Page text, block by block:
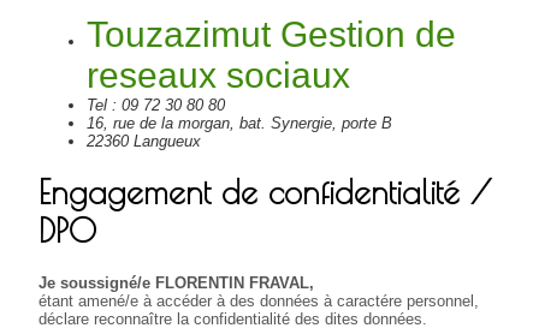
Touzazimut Gestion de
reseaux sociaux
Tel : 09 72 30 80 80
16, rue de la morgan, bat. Synergie, porte B
22360 Langueux
Engagement de confidentialité /
DPO
Je soussigné/e FLORENTIN FRAVAL,
étant amené/e à accéder à des données à caractére personnel,
déclare reconnaître la confidentialité des dites données.